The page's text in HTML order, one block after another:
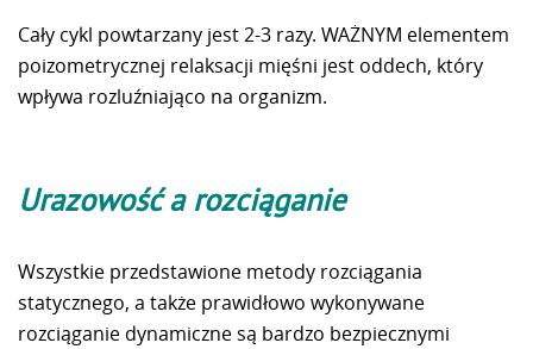
Cały cykl powtarzany jest 2-3 razy. WAŻNYM elementem
poizometrycznej relaksacji mięśni jest oddech, który
wpływa rozluźniająco na organizm.
Urazowość a rozciąganie
Wszystkie przedstawione metody rozciągania
statycznego, a także prawidłowo wykonywane
rozciąganie dynamiczne są bardzo bezpiecznymi